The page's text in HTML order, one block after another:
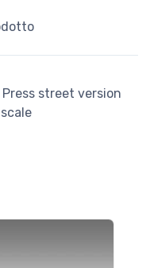
Press street version